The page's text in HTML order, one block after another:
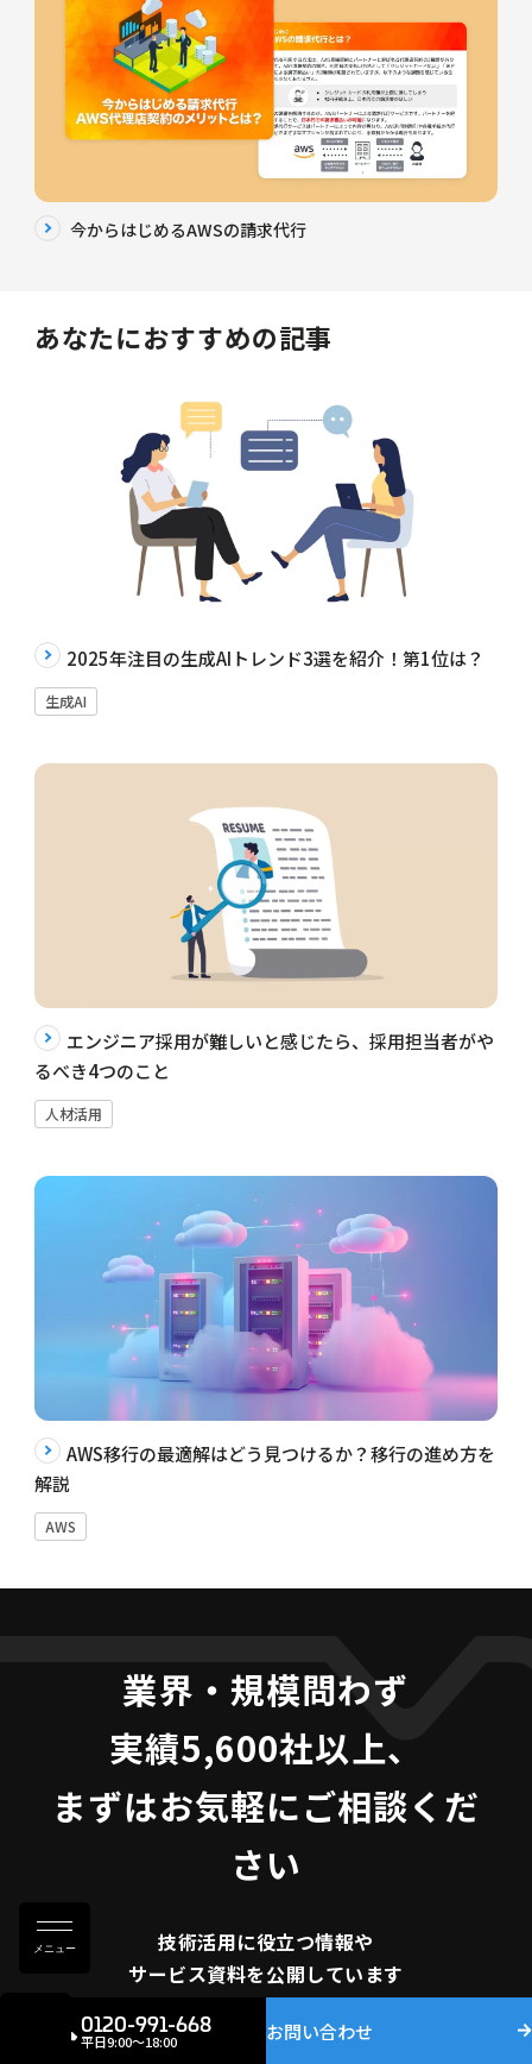
メニュー
今からはじめるAWSの請求代行
あなたにおすすめの記事
2025年注目の生成AIトレンド3選を紹介！第1位は？
生成AI
エンジニア採用が難しいと感じたら、採用担当者がや
るべき4つのこと
人材活用
AWS移行の最適解はどう見つけるか？移行の進め方を
解説
AWS
業界・規模問わず
実績5,600社以上、
まずはお気軽にご相談くだ
さい
技術活用に役立つ情報や
サービス資料を公開しています
資料請求
0120-991-668
平日9:00〜18:00 お問い合わせ